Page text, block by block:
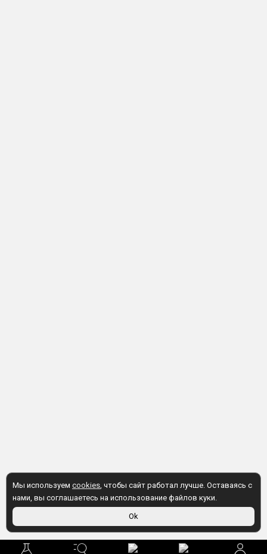
Мы используем cookies, чтобы сайт работал лучше. Оставаясь с
нами, вы соглашаетесь на использование файлов куки.
Ok